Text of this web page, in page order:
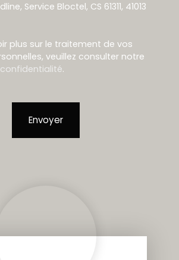
Service Bloctel, CS 61311, 41013
plus sur le traitement de vos
veuillez consulter notre
.
Envoyer